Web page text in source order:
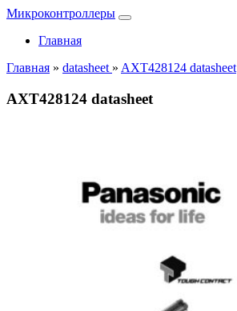
Микроконтроллеры
Главная
Главная » datasheet » AXT428124 datasheet
AXT428124 datasheet